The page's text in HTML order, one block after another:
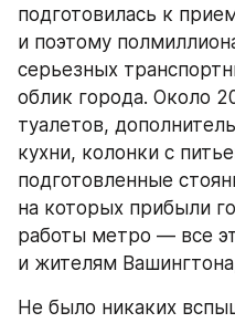
подготовилась к
и поэтому
серьезных
облик города. Около
туалетов,
кухни, колонки с
подготовленные
на которых прибыли
работы метро — все
и жителям
Не было никаких